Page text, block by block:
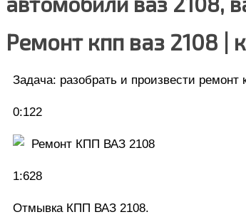
Ремонт кпп ваз 2108 |
Задача: разобрать и произвести ремонт
0:122
1:628
Отмывка КПП ВАЗ 2108.